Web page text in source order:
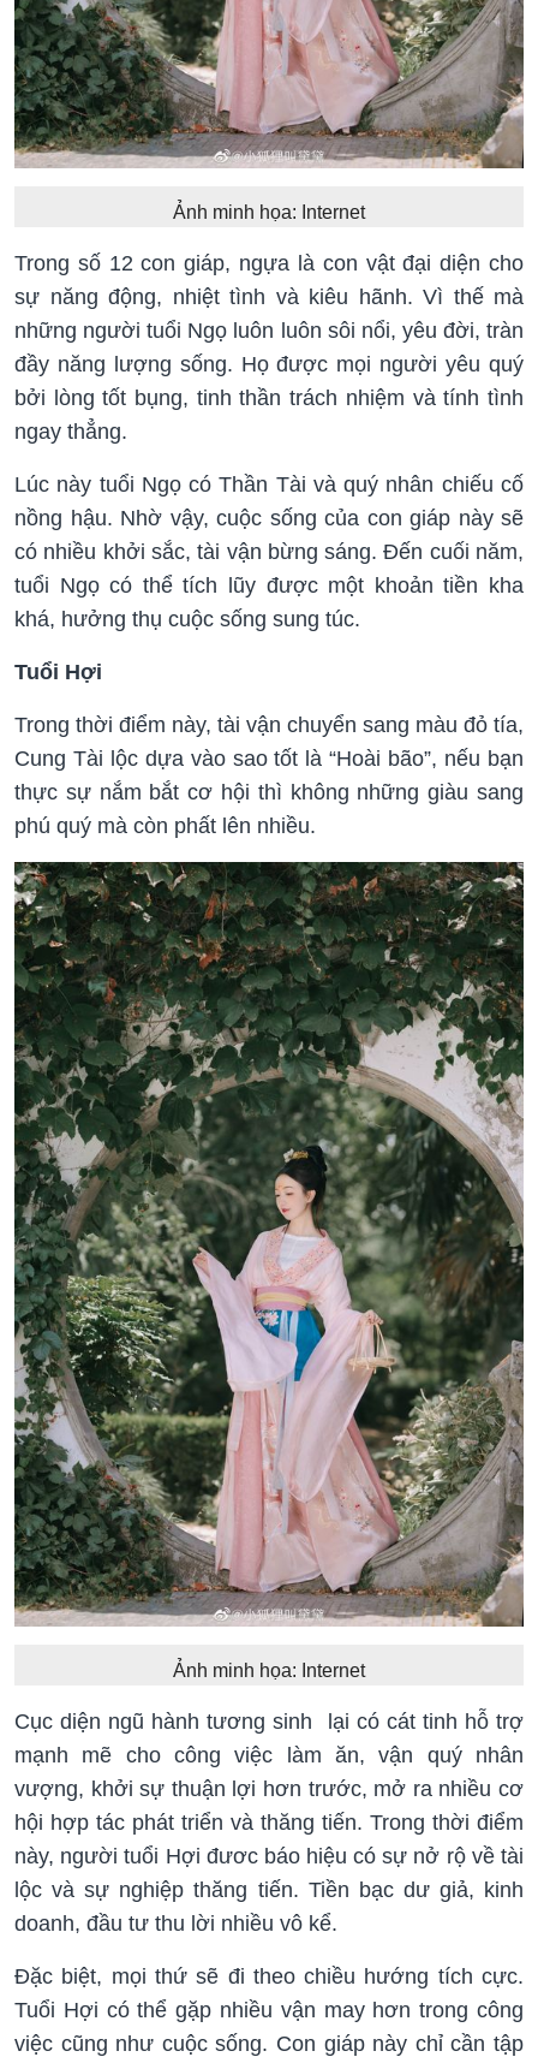
Ảnh minh họa: Internet
Trong số 12 con giáp, ngựa là con vật đại diện cho
sự năng động, nhiệt tình và kiêu hãnh. Vì thế mà
những người tuổi Ngọ luôn luôn sôi nổi, yêu đời, tràn
đầy năng lượng sống. Họ được mọi người yêu quý
bởi lòng tốt bụng, tinh thần trách nhiệm và tính tình
ngay thẳng.
Lúc này tuổi Ngọ có Thần Tài và quý nhân chiếu cố
nồng hậu. Nhờ vậy, cuộc sống của con giáp này sẽ
có nhiều khởi sắc, tài vận bừng sáng. Đến cuối năm,
tuổi Ngọ có thể tích lũy được một khoản tiền kha
khá, hưởng thụ cuộc sống sung túc.
Tuổi Hợi
Trong thời điểm này, tài vận chuyển sang màu đỏ tía,
Cung Tài lộc dựa vào sao tốt là “Hoài bão”, nếu bạn
thực sự nắm bắt cơ hội thì không những giàu sang
phú quý mà còn phất lên nhiều.
Ảnh minh họa: Internet
Cục diện ngũ hành tương sinh lại có cát tinh hỗ trợ
mạnh mẽ cho công việc làm ăn, vận quý nhân
vượng, khởi sự thuận lợi hơn trước, mở ra nhiều cơ
hội hợp tác phát triển và thăng tiến. Trong thời điểm
này, người tuổi Hợi đươc báo hiệu có sự nở rộ về tài
lộc và sự nghiệp thăng tiến. Tiền bạc dư giả, kinh
doanh, đầu tư thu lời nhiều vô kể.
Đặc biệt, mọi thứ sẽ đi theo chiều hướng tích cực.
Tuổi Hợi có thể gặp nhiều vận may hơn trong công
việc cũng như cuộc sống. Con giáp này chỉ cần tập